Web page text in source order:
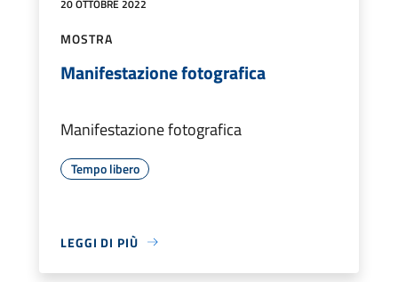
20 OTTOBRE 2022
MOSTRA
Manifestazione fotografica
Manifestazione fotografica
Tempo libero
LEGGI DI PIÙ